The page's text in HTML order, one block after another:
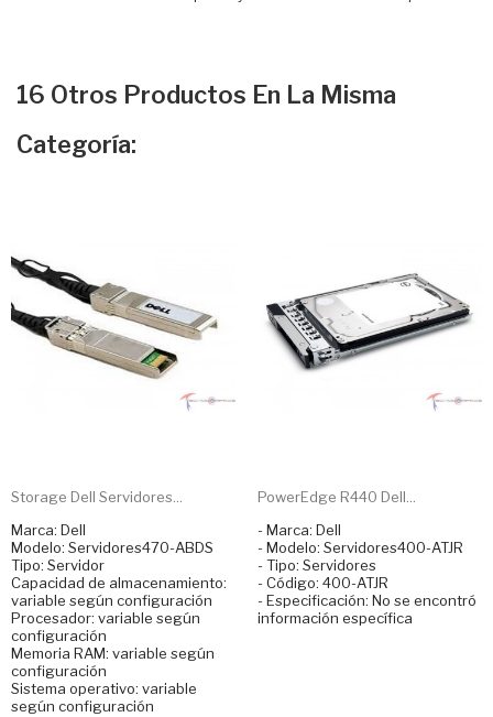
16 Otros Productos En La Misma
Categoría:
Storage Dell Servidores...
Marca: Dell
Modelo: Servidores470-ABDS
Tipo: Servidor
Capacidad de almacenamiento:
variable según configuración
Procesador: variable según
configuración
Memoria RAM: variable según
configuración
Sistema operativo: variable
según configuración
PowerEdge R440 Dell...
- Marca: Dell
- Modelo: Servidores400-ATJR
- Tipo: Servidores
- Código: 400-ATJR
- Especificación: No se encontró
información específica